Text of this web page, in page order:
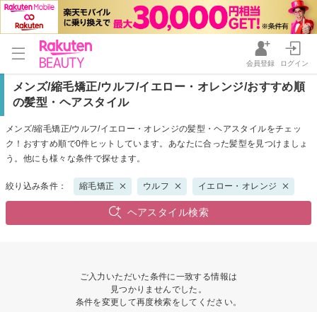
会員登録 ログイン
メンズ/縮毛矯正/ウルフ/イエロー・オレンジ/おすすめ順
の髪型・ヘアスタイル
メンズ/縮毛矯正/ウルフ/イエロー・オレンジの髪型・ヘアスタイルをチェッ
ク！おすすめ順で0件ヒットしています。あなたに合った髪型を見つけましょ
う。他にも様々な条件で探せます。
絞り込み条件： 縮毛矯正 ウルフ イエロー・オレンジ
ヘアスタイル検索
ご入力いただいた条件に一致する情報は
見つかりませんでした。
条件を変更して再度検索をしてください。